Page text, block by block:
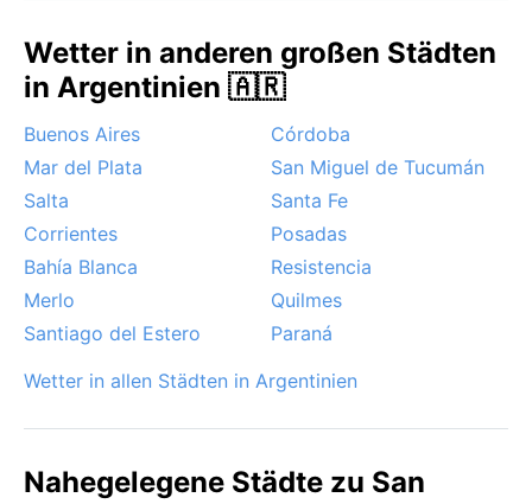
Wetter in anderen großen Städten
in Argentinien 🇦🇷
Buenos Aires
Córdoba
Mar del Plata
San Miguel de Tucumán
Salta
Santa Fe
Corrientes
Posadas
Bahía Blanca
Resistencia
Merlo
Quilmes
Santiago del Estero
Paraná
Wetter in allen Städten in Argentinien
Nahegelegene Städte zu San